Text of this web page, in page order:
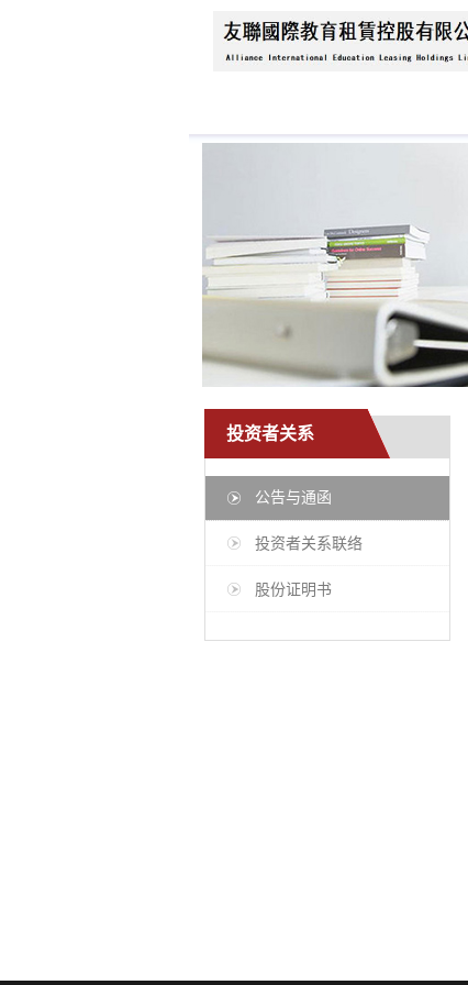
投资者关系
公告与通函
投资者关系联络
股份证明书